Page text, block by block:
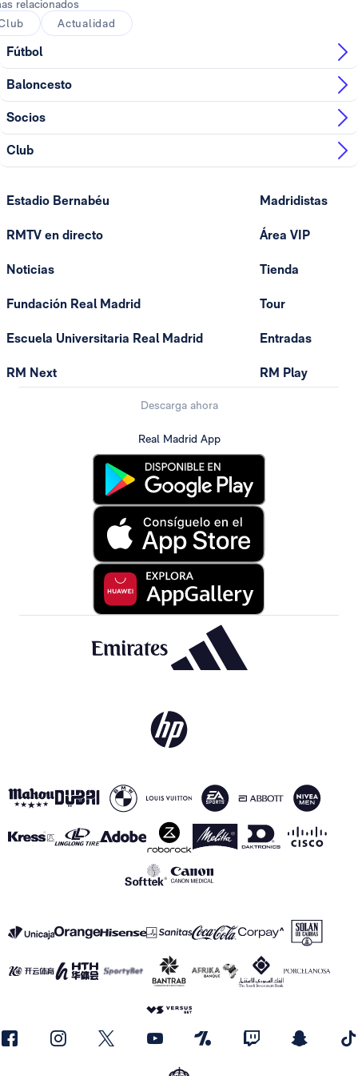
relacionados
Actualidad
Fútbol
Baloncesto
Socios
Club
Estadio Bernabéu
RMTV en directo
Noticias
Fundación Real Madrid
Escuela Universitaria Real Madrid
RM Next
Madridistas
Área VIP
Tienda
Tour
Entradas
RM Play
Descarga ahora
Real Madrid App